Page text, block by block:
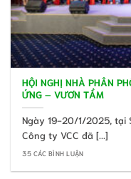
HỘI NGHỊ NHÀ PHÂN
ỨNG – VƯƠN TẦM
Ngày 19-20/1/2025, tại
Công ty VCC đã [...]
35 CÁC BÌNH LUẬN